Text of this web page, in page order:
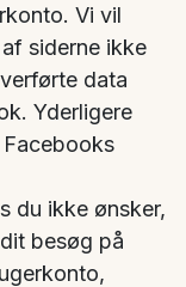
Vi vil
siderne ikke
data
Yderligere
du ikke ønsker,
besøg på